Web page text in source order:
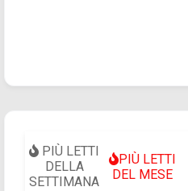
PIÙ LETTI
DELLA
SETTIMANA
PIÙ LETTI
DEL MESE